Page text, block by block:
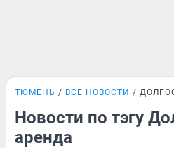
ТЮМЕНЬ ВСЕ НОВОСТИ
Новости по тэгу
аренда